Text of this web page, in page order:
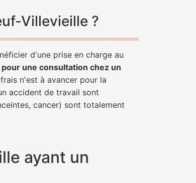
Villevieille ?
d'une prise en charge au
une consultation chez un
n'est à avancer pour la
accident de travail sont
cancer) sont totalement
ayant un